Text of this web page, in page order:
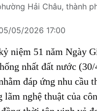
Hải Châu, thành
05/2026 17:00
niệm 51 năm Ngày
nhất đất nước
đáp ứng nhu cầu
lãm nghệ thuật của